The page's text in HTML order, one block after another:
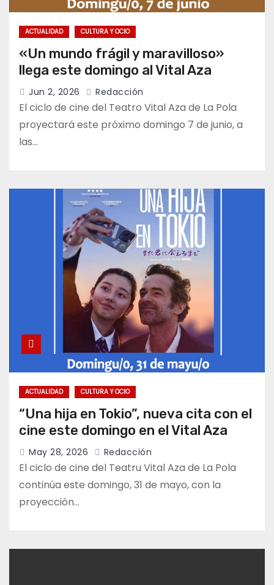
ACTUALIDAD CULTURA Y OCIO
«Un mundo frágil y maravilloso»
llega este domingo al Vital Aza
Jun 2, 2026 Redacción
El ciclo de cine del Teatro Vital Aza de La Pola
proyectará este próximo domingo 7 de junio, a
las…
ACTUALIDAD CULTURA Y OCIO
“Una hija en Tokio”, nueva cita con el
cine este domingo en el Vital Aza
May 28, 2026 Redacción
El ciclo de cine del Teatru Vital Aza de La Pola
continúa este domingo, 31 de mayo, con la
proyección…